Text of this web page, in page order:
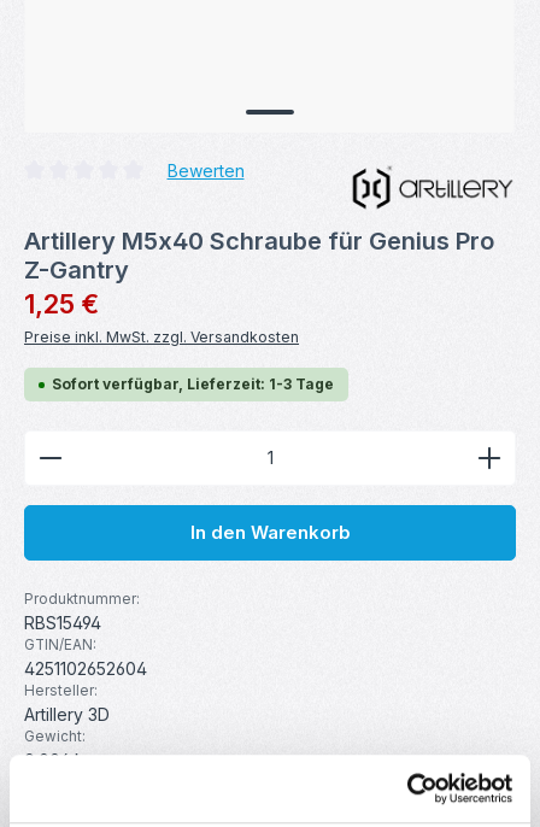
Durchschnittliche Bewertung von 0 von 5 Sternen
Bewerten
Artillery M5x40 Schraube für Genius Pro
Z-Gantry
Regulärer Preis:
1,25 €
Preise inkl. MwSt. zzgl. Versandkosten
Sofort verfügbar, Lieferzeit: 1-3 Tage
Produkt Anzahl: Gib den gewünschten Wert ein
In den Warenkorb
Produktnummer:
RBS15494
GTIN/EAN:
4251102652604
Hersteller:
Artillery 3D
Gewicht:
0.006 kg